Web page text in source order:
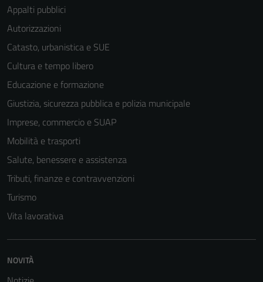
Appalti pubblici
Autorizzazioni
Catasto, urbanistica e SUE
Cultura e tempo libero
Educazione e formazione
Giustizia, sicurezza pubblica e polizia municipale
Imprese, commercio e SUAP
Mobilità e trasporti
Salute, benessere e assistenza
Tributi, finanze e contravvenzioni
Turismo
Vita lavorativa
NOVITÀ
funzionamento